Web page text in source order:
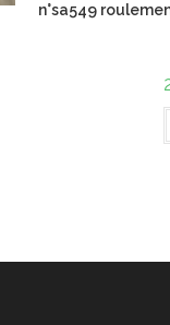
n°sa549